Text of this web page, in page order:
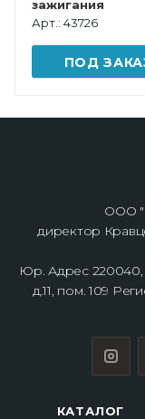
зажигания
Арт.: 43726
ПОД
ООО
директор
Юр. Адрес 220040,
д.11, пом. 109
КАТАЛОГ